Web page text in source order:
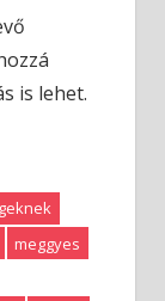
is lehet.
meggyes